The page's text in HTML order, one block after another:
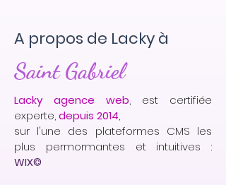
A propos de Lacky à
Saint Gabriel
Lacky agence web, est certifiée
experte,depuis 2014,
sur l'une des plateformes CMS les
plus permormantes et intuitives :
WIX©